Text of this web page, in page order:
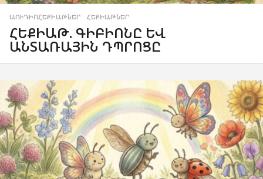
ԱՈՒԴԻՈՀԵՔԻԱԹՆԵՐ ,ՀԵՔԻԱԹՆԵՐ
ՀԵՔԻԱԹ. ԳԻԲԻՈՆԸ ԵՎ
ԱՆՏԱՌԱՅԻՆ ԴՊՐՈՑԸ